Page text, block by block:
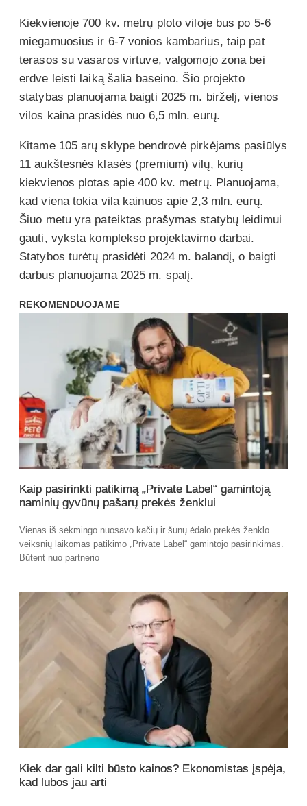
Kiekvienoje 700 kv. metrų ploto viloje bus po 5-6
miegamuosius ir 6-7 vonios kambarius, taip pat
terasos su vasaros virtuve, valgomojo zona bei
erdve leisti laiką šalia baseino. Šio projekto
statybas planuojama baigti 2025 m. birželį, vienos
vilos kaina prasidės nuo 6,5 mln. eurų.
Kitame 105 arų sklype bendrovė pirkėjams pasiūlys
11 aukštesnės klasės (premium) vilų, kurių
kiekvienos plotas apie 400 kv. metrų. Planuojama,
kad viena tokia vila kainuos apie 2,3 mln. eurų.
Šiuo metu yra pateiktas prašymas statybų leidimui
gauti, vyksta komplekso projektavimo darbai.
Statybos turėtų prasidėti 2024 m. balandį, o baigti
darbus planuojama 2025 m. spalį.
REKOMENDUOJAME
Kaip pasirinkti patikimą „Private Label“ gamintoją
naminių gyvūnų pašarų prekės ženklui
Vienas iš sėkmingo nuosavo kačių ir šunų ėdalo prekės ženklo
veiksnių laikomas patikimo „Private Label“ gamintojo pasirinkimas.
Būtent nuo partnerio
Kiek dar gali kilti būsto kainos? Ekonomistas įspėja,
kad lubos jau arti